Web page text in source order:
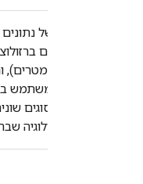
נוספים על